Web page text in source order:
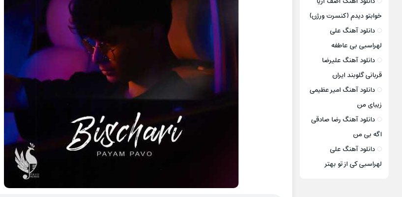
خوابتو دیدم (کنسرت ورژن)
دانلود آهنگ علی
لهراسبی بی عاطفه
دانلود آهنگ علیرضا
قربانی گلوبند ایران
دانلود آهنگ امیر عظیمی
زیبای من
دانلود آهنگ رضا صادقی
اگه بی من
دانلود آهنگ علی
لهراسبی کی از تو ‌بهتر